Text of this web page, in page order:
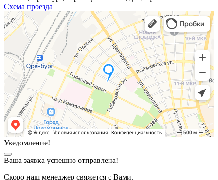
Схема проезда
Уведомление!
Ваша заявка успешно отправлена!
Скоро наш менеджер свяжется с Вами.